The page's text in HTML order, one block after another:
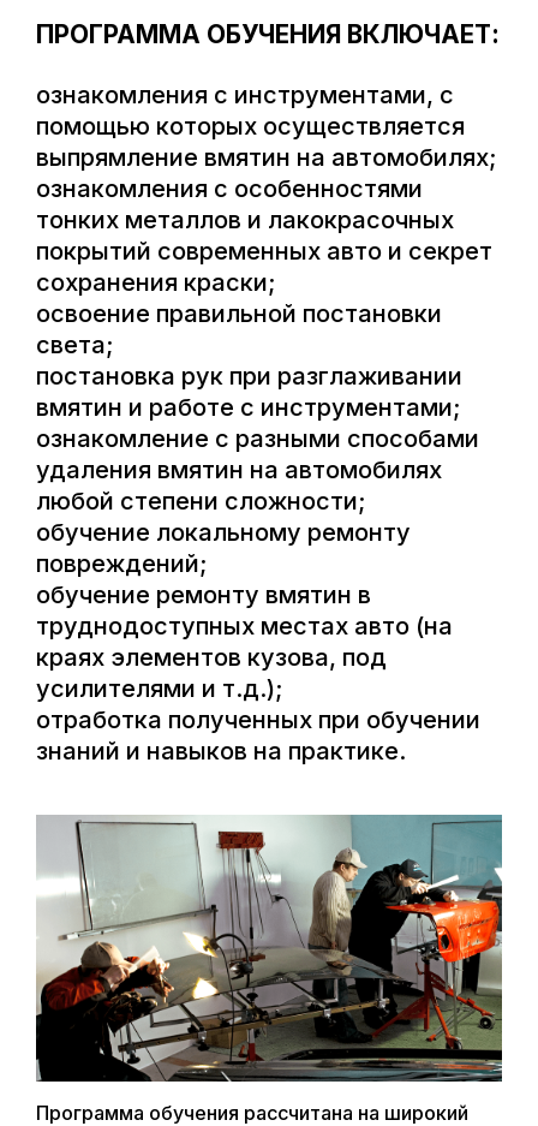
ПРОГРАММА ОБУЧЕНИЯ ВКЛЮЧАЕТ:
ознакомления с инструментами, с
помощью которых осуществляется
выпрямление вмятин на автомобилях;
ознакомления с особенностями
тонких металлов и лакокрасочных
покрытий современных авто и секрет
сохранения краски;
освоение правильной постановки
света;
постановка рук при разглаживании
вмятин и работе с инструментами;
ознакомление с разными способами
удаления вмятин на автомобилях
любой степени сложности;
обучение локальному ремонту
повреждений;
обучение ремонту вмятин в
труднодоступных местах авто (на
краях элементов кузова, под
усилителями и т.д.);
отработка полученных при обучении
знаний и навыков на практике.
Программа обучения рассчитана на широкий